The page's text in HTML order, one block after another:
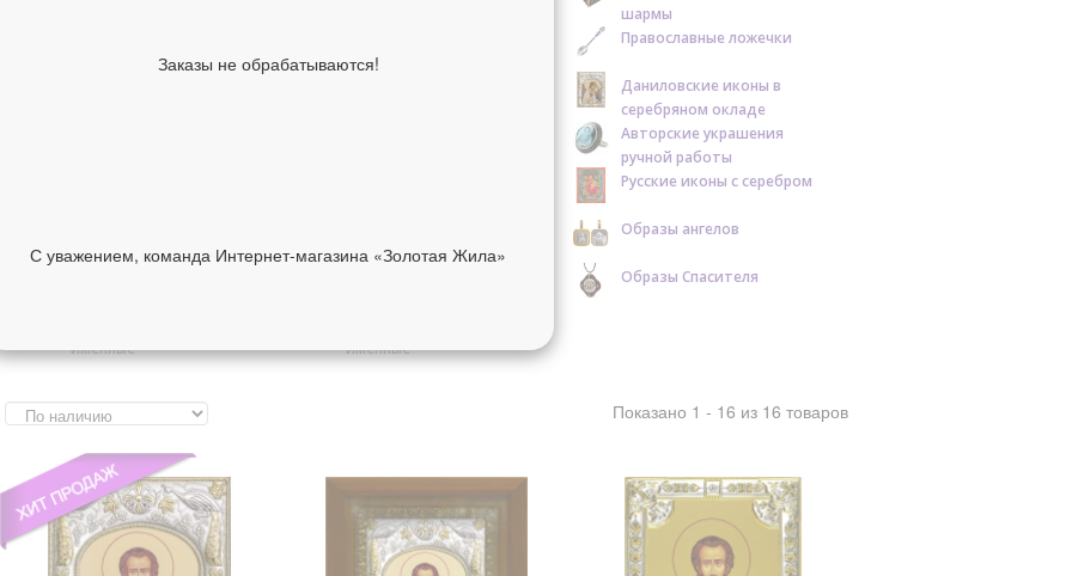
шармы
шнурки
Православные ложечки
Даниловские иконы в
серебряном окладе
Авторские украшения
ручной работы
Русские иконы с серебром
Образы ангелов
Образы Спасителя
именные
именные
Показано 1 - 16 из 16 товаров
Заказы не обрабатываются!
С уважением, команда Интернет-магазина «Золотая Жила»